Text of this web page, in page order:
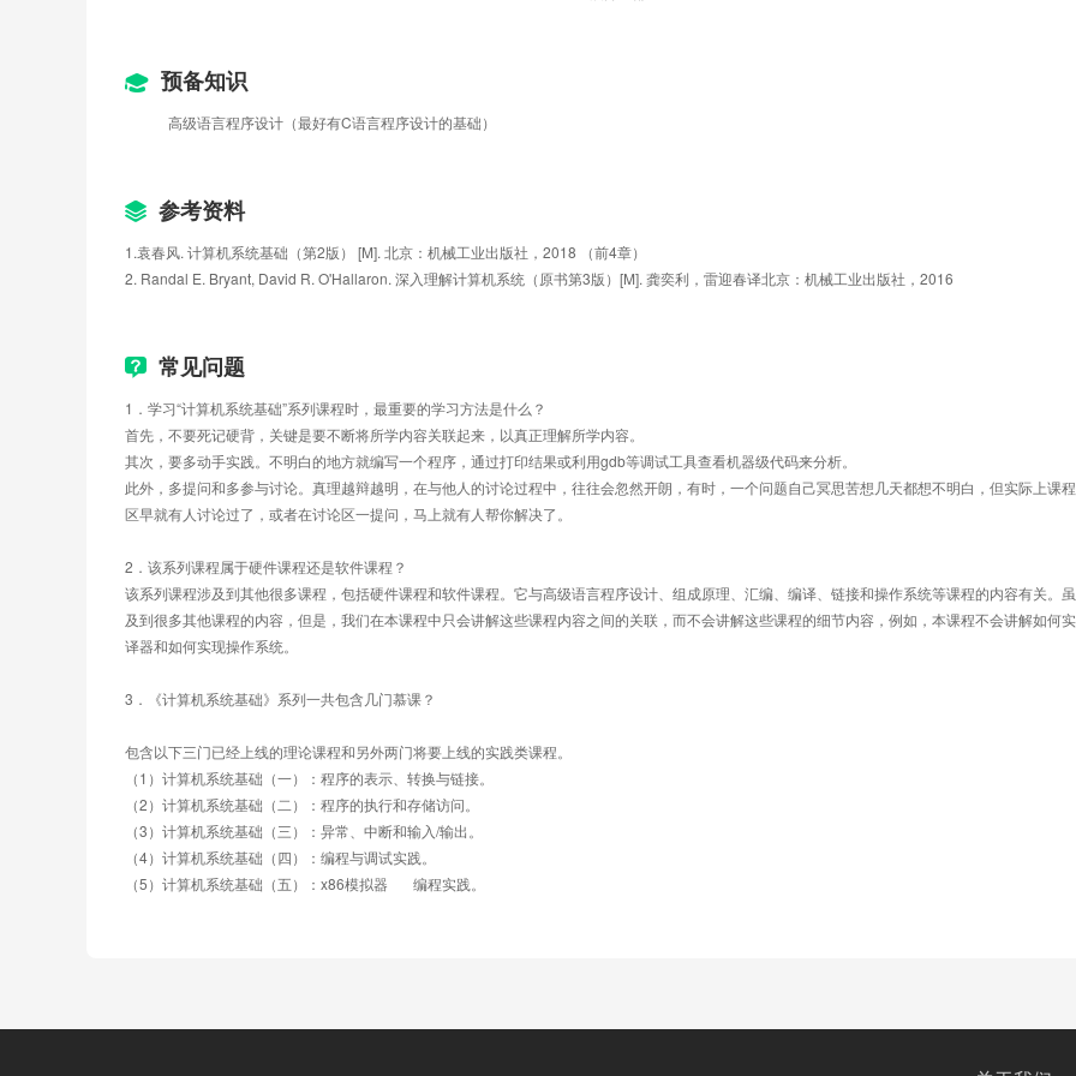
第1讲  过程（函数）调用的机器级表示
第七周小测验
第2讲  结构和联合数据类型的分配和访问
第4讲  越界访问和缓冲区溢出攻击
第八周小测验
第2讲  x86-64的基本指令
第九周小测验
第十周 链接概述和目标文件格式
第1讲  可执行文件生成概述
第2讲  目标文件格式概述
第3讲  ELF可重定位目标文件
第十周小测验
第十一周 符号及符号解析
第1讲  符号及符号表
第2讲  静态链接和符号解析
第十二周 重定位及动态链接
第2讲  可执行文件的加载
第3讲  共享库和动态链接
第十二周小测验
预备知识
高级语言程序设计（最好有C语言程序设计的基础）
参考资料
1.袁春风. 计算机系统基础（第2版） [M]. 北京：机械工业出版社，2018 （前4章）
2. Randal E. Bryant, David R. O'Hallaron. 深入理解计算机系统（原书第3版）[M]. 龚奕利，雷迎春译北京：机械工业出版社，2016
常见问题
1．学习“计算机系统基础”系列课程时，最重要的学习方法是什么？
首先，不要死记硬背，关键是要不断将所学内容关联起来，以真正理解所学内容。
其次，要多动手实践。不明白的地方就编写一个程序，通过打印结果或利用gdb等调试工具查看机器级代码来分析。
此外，多提问和多参与讨论。真理越辩越明，在与他人的讨论过程中，往往会忽然开朗，有时，一个问题自己冥思苦想几天都想不明白，但实际上课
区早就有人讨论过了，或者在讨论区一提问，马上就有人帮你解决了。
2．该系列课程属于硬件课程还是软件课程？
该系列课程涉及到其他很多课程，包括硬件课程和软件课程。它与高级语言程序设计、组成原理、汇编、编译、链接和操作系统等课程的内容有关。
及到很多其他课程的内容，但是，我们在本课程中只会讲解这些课程内容之间的关联，而不会讲解这些课程的细节内容，例如，本课程不会讲解如何
译器和如何实现操作系统。
3．《计算机系统基础》系列一共包含几门慕课？
包含以下三门已经上线的理论课程和另外两门将要上线的实践类课程。
（1）计算机系统基础（一）：程序的表示、转换与链接。
（2）计算机系统基础（二）：程序的执行和存储访问。
（3）计算机系统基础（三）：异常、中断和输入/输出。
（4）计算机系统基础（四）：编程与调试实践。
（5）计算机系统基础（五）：x86模拟器	编程实践。